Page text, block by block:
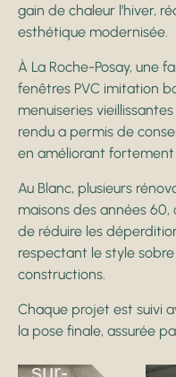
gain de chaleur l’hiver,
esthétique modernisée.
À La Roche-Posay, une
fenêtres PVC imitation
menuiseries
rendu a permis de
en améliorant fortement
Au Blanc, plusieurs
maisons des années
de réduire les
respectant le style
constructions.
Chaque projet est suivi
la pose finale, assurée